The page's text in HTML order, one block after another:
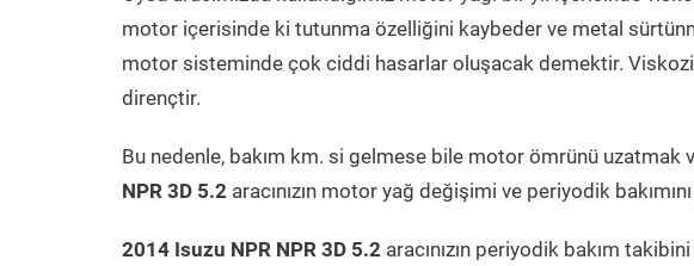
motor içerisinde ki tutunma özelliğini kaybeder ve metal
motor sisteminde çok ciddi hasarlar oluşacak demektir.
dirençtir.
Bu nedenle, bakım km. si gelmese bile motor ömrünü uzatmak
NPR 3D 5.2 aracınızın motor yağ değişimi ve periyodik
2014 Isuzu NPR NPR 3D 5.2 aracınızın periyodik bakım takibini